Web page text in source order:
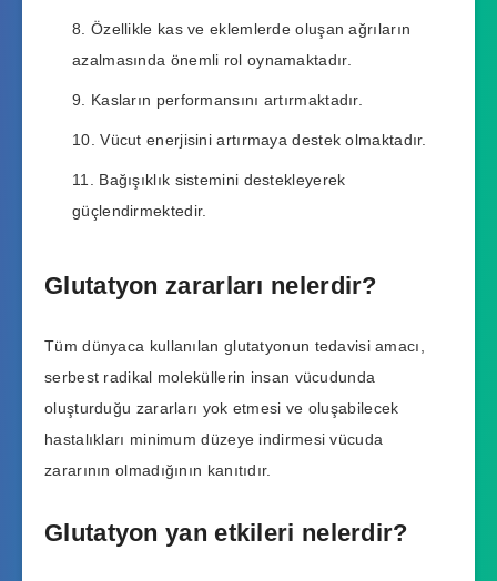
Özellikle kas ve eklemlerde oluşan ağrıların
azalmasında önemli rol oynamaktadır.
Kasların performansını artırmaktadır.
Vücut enerjisini artırmaya destek olmaktadır.
Bağışıklık sistemini destekleyerek
güçlendirmektedir.
Glutatyon zararları nelerdir?
Tüm dünyaca kullanılan glutatyonun tedavisi amacı,
serbest radikal moleküllerin insan vücudunda
oluşturduğu zararları yok etmesi ve oluşabilecek
hastalıkları minimum düzeye indirmesi vücuda
zararının olmadığının kanıtıdır.
Glutatyon yan etkileri nelerdir?